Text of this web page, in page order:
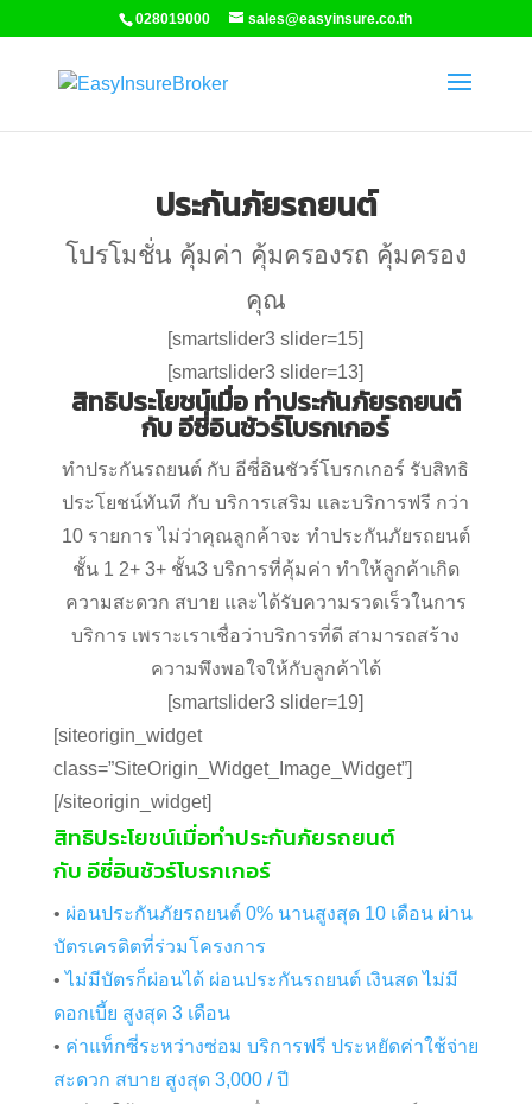
028019000 sales@easyinsure.co.th
ประกันภัยรถยนต์
โปรโมชั่น คุ้มค่า คุ้มครองรถ คุ้มครอง
คุณ
[smartslider3 slider=15]
[smartslider3 slider=13]
สิทธิประโยชน์เมื่อ ทำประกันภัยรถยนต์
กับ อีซี่อินชัวร์โบรกเกอร์
ทำประกันรถยนต์ กับ อีซี่อินชัวร์โบรกเกอร์ รับสิทธิ
ประโยชน์ทันที กับ บริการเสริม และบริการฟรี กว่า
10 รายการ ไม่ว่าคุณลูกค้าจะ ทำประกันภัยรถยนต์
ชั้น 1 2+ 3+ ชั้น3 บริการที่คุ้มค่า ทำให้ลูกค้าเกิด
ความสะดวก สบาย และได้รับความรวดเร็วในการ
บริการ เพราะเราเชื่อว่าบริการที่ดี สามารถสร้าง
ความพึงพอใจให้กับลูกค้าได้
[smartslider3 slider=19]
[siteorigin_widget
class=”SiteOrigin_Widget_Image_Widget”]
[/siteorigin_widget]
สิทธิประโยชน์เมื่อทำประกันภัยรถยนต์
กับ อีซี่อินชัวร์โบรกเกอร์
• ผ่อนประกันภัยรถยนต์ 0% นานสูงสุด 10 เดือน ผ่าน
บัตรเครดิตที่ร่วมโครงการ
•ไม่มีบัตรก็ผ่อนได้ ผ่อนประกันรถยนต์ เงินสด ไม่มี
ดอกเบี้ย สูงสุด 3 เดือน
• ค่าแท็กซี่ระหว่างซ่อม บริการฟรี ประหยัดค่าใช้จ่าย
สะดวก สบาย สูงสุด 3,000 / ปี